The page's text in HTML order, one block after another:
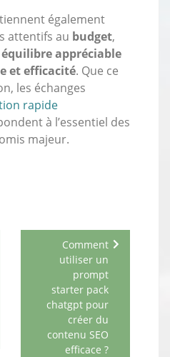
également
attentifs au budget,
équilibre appréciable
et efficacité. Que ce
les échanges
rapide
à l’essentiel des
majeur.
Comment
utiliser un
prompt
starter pack
chatgpt pour
créer du
contenu SEO
efficace ?